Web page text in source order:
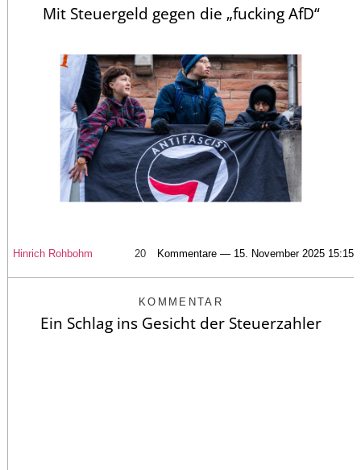
Mit Steuergeld gegen die „fucking AfD“
Hinrich Rohbohm 20 Kommentare — 15. November 2025 15:15
KOMMENTAR
Ein Schlag ins Gesicht der Steuerzahler